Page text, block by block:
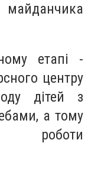
майданчика
етапі -
центру
дітей з
а тому
роботи